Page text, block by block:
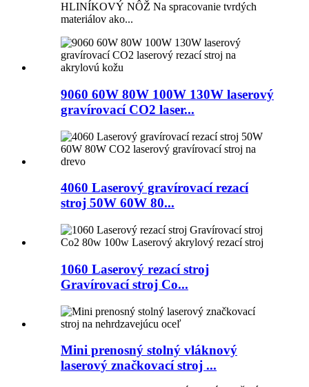
HLINÍKOVÝ NÔŽ Na spracovanie tvrdých
materiálov ako...
9060 60W 80W 100W 130W laserový
gravírovací CO2 laser...
4060 Laserový gravírovací rezací
stroj 50W 60W 80...
1060 Laserový rezací stroj
Gravírovací stroj Co...
Mini prenosný stolný vláknový
laserový značkovací stroj ...